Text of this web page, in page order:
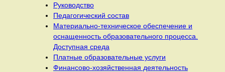
Руководство
Педагогический состав
Материально-техническое обеспечение и
оснащенность образовательного процесса.
Доступная среда
Платные образовательные услуги
Финансово-хозяйственная деятельность